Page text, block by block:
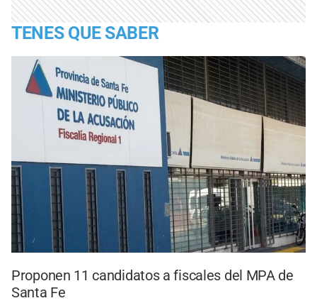
TENES QUE SABER
Proponen 11 candidatos a fiscales del MPA de
Santa Fe